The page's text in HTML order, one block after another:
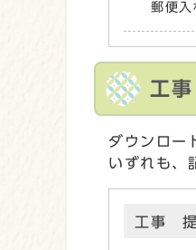
郵便入
工
ダウンロー
いずれも、
工事 提